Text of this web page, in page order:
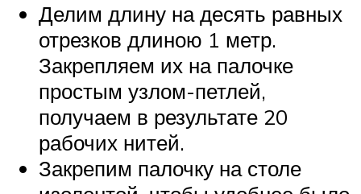
Делим длину на десять равных
отрезков длиною 1 метр.
Закрепляем их на палочке
простым узлом-петлей,
получаем в результате 20
рабочих нитей.
Закрепим палочку на столе